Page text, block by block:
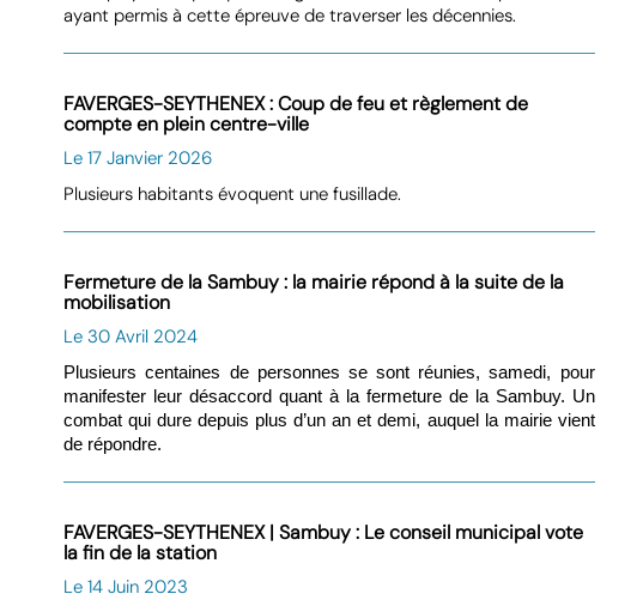
ayant permis à cette épreuve de traverser les décennies.
FAVERGES-SEYTHENEX : Coup de feu et règlement de
compte en plein centre-ville
Le 17 Janvier 2026
Plusieurs habitants évoquent une fusillade.
Fermeture de la Sambuy : la mairie répond à la suite de la
mobilisation
Le 30 Avril 2024
Plusieurs centaines de personnes se sont réunies, samedi, pour
manifester leur désaccord quant à la fermeture de la Sambuy. Un
combat qui dure depuis plus d’un an et demi, auquel la mairie vient
de répondre.
FAVERGES-SEYTHENEX | Sambuy : Le conseil municipal vote
la fin de la station
Le 14 Juin 2023